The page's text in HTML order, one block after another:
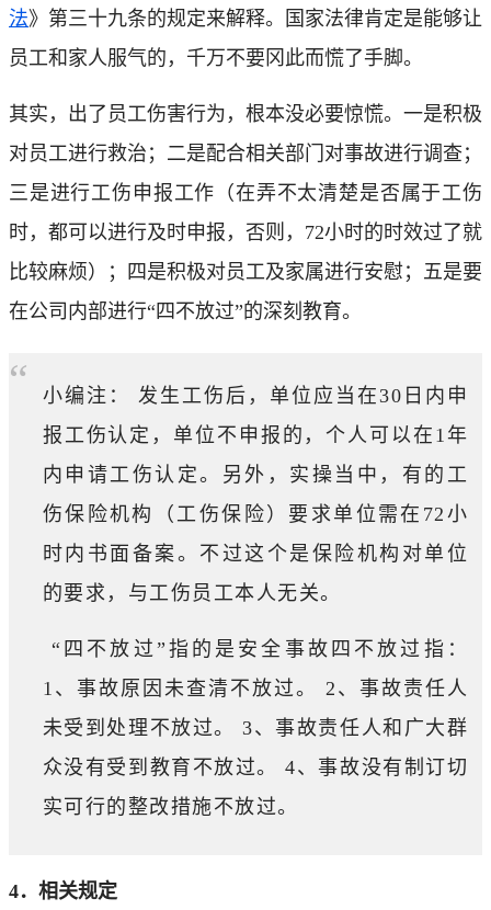
法》第三十九条的规定来解释。国家法律肯定是能够让
员工和家人服气的，千万不要冈此而慌了手脚。
其实，出了员工伤害行为，根本没必要惊慌。一是积极
对员工进行救治；二是配合相关部门对事故进行调查；
三是进行工伤申报工作（在弄不太清楚是否属于工伤
时，都可以进行及时申报，否则，72小时的时效过了就
比较麻烦）；四是积极对员工及家属进行安慰；五是要
在公司内部进行“四不放过”的深刻教育。
“
小编注： 发生工伤后，单位应当在30日内申
报工伤认定，单位不申报的，个人可以在1年
内申请工伤认定。另外，实操当中，有的工
伤保险机构（工伤保险）要求单位需在72小
时内书面备案。不过这个是保险机构对单位
的要求，与工伤员工本人无关。
“四不放过”指的是安全事故四不放过指：
1、事故原因未查清不放过。 2、事故责任人
未受到处理不放过。 3、事故责任人和广大群
众没有受到教育不放过。 4、事故没有制订切
实可行的整改措施不放过。
4．相关规定